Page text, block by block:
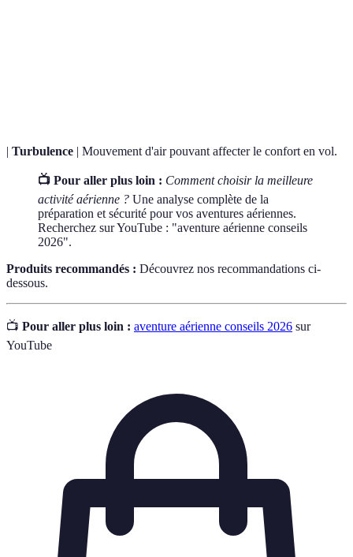
| Turbulence | Mouvement d'air pouvant affecter le confort en vol.
📺 Pour aller plus loin : Comment choisir la meilleure
activité aérienne ? Une analyse complète de la
préparation et sécurité pour vos aventures aériennes.
Recherchez sur YouTube : "aventure aérienne conseils
2026".
Produits recommandés : Découvrez nos recommandations ci-
dessous.
📺 Pour aller plus loin : aventure aérienne conseils 2026 sur
YouTube